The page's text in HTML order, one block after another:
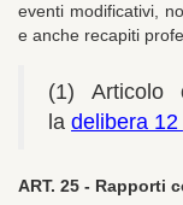
eventi modificativi,
e anche recapiti
(1) Articolo
la delibera
ART. 25 - Rapporti